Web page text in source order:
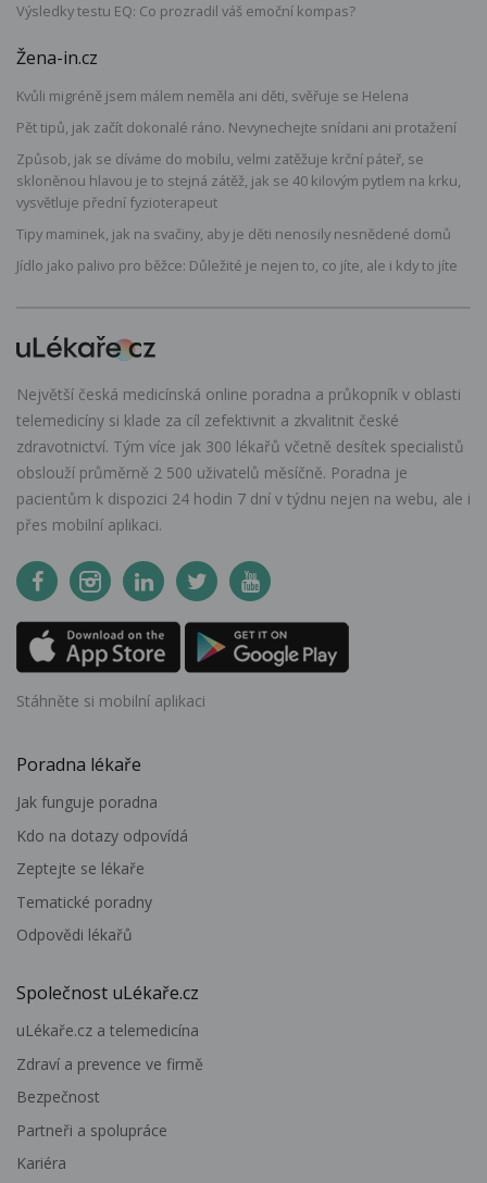
Výsledky testu EQ: Co prozradil váš emoční kompas?
Žena-in.cz
Kvůli migréně jsem málem neměla ani děti, svěřuje se Helena
Pět tipů, jak začít dokonalé ráno. Nevynechejte snídani ani protažení
Způsob, jak se díváme do mobilu, velmi zatěžuje krční páteř, se
skloněnou hlavou je to stejná zátěž, jak se 40 kilovým pytlem na krku,
vysvětluje přední fyzioterapeut
Tipy maminek, jak na svačiny, aby je děti nenosily nesnědené domů
Jídlo jako palivo pro běžce: Důležité je nejen to, co jíte, ale i kdy to jíte
Největší česká medicínská online poradna a průkopník v oblasti
telemedicíny si klade za cíl zefektivnit a zkvalitnit české
zdravotnictví. Tým více jak 300 lékařů včetně desítek specialistů
obslouží průměrně 2 500 uživatelů měsíčně. Poradna je
pacientům k dispozici 24 hodin 7 dní v týdnu nejen na webu, ale i
přes mobilní aplikaci.
Stáhněte si mobilní aplikaci
Poradna lékaře
Jak funguje poradna
Kdo na dotazy odpovídá
Zeptejte se lékaře
Tematické poradny
Odpovědi lékařů
Společnost uLékaře.cz
uLékaře.cz a telemedicína
Zdraví a prevence ve firmě
Bezpečnost
Partneři a spolupráce
Kariéra